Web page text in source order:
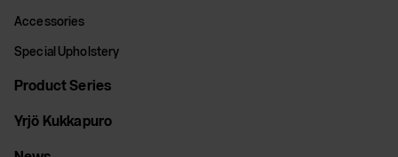
Accessories
Special Upholstery
Product Series
Yrjö Kukkapuro